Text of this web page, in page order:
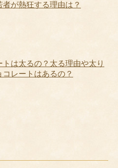
者が熱狂する理由は？
トは太るの？太る理由や太り
コレートはあるの？